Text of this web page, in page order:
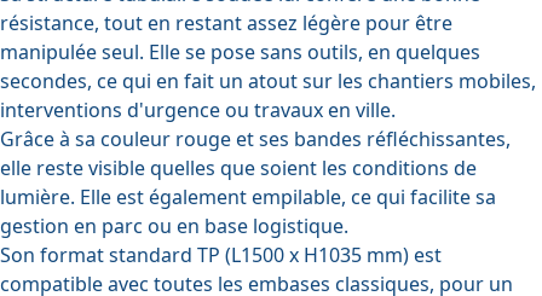
résistance, tout en restant assez légère pour être
manipulée seul. Elle se pose sans outils, en quelques
secondes, ce qui en fait un atout sur les chantiers mobiles,
interventions d'urgence ou travaux en ville.
Grâce à sa couleur rouge et ses bandes réfléchissantes,
elle reste visible quelles que soient les conditions de
lumière. Elle est également empilable, ce qui facilite sa
gestion en parc ou en base logistique.
Son format standard TP (L1500 x H1035 mm) est
compatible avec toutes les embases classiques, pour un